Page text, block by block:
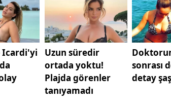
ile ABD arasındaki işbirlikleri
Climate Technologies CEO’su Tolga
Kurulu Başkanı Gavin Macmillian ve
katıldığı panelde, sektördeki
Toplantısı’nda, iki ülke arasındaki
Toplantıya katılan enerji sektörünün